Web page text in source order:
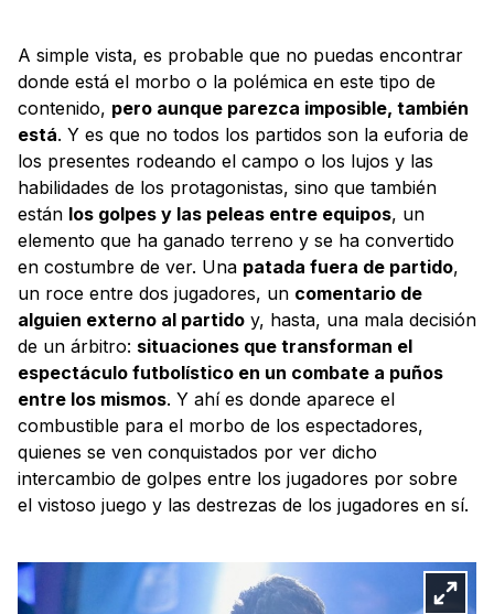
A simple vista, es probable que no puedas encontrar
donde está el morbo o la polémica en este tipo de
contenido, pero aunque parezca imposible, también
está. Y es que no todos los partidos son la euforia de
los presentes rodeando el campo o los lujos y las
habilidades de los protagonistas, sino que también
están los golpes y las peleas entre equipos, un
elemento que ha ganado terreno y se ha convertido
en costumbre de ver. Una patada fuera de partido,
un roce entre dos jugadores, un comentario de
alguien externo al partido y, hasta, una mala decisión
de un árbitro: situaciones que transforman el
espectáculo futbolístico en un combate a puños
entre los mismos. Y ahí es donde aparece el
combustible para el morbo de los espectadores,
quienes se ven conquistados por ver dicho
intercambio de golpes entre los jugadores por sobre
el vistoso juego y las destrezas de los jugadores en sí.